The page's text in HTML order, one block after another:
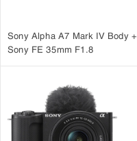
Sony Alpha A7 Mark IV Body +
Sony FE 35mm F1.8